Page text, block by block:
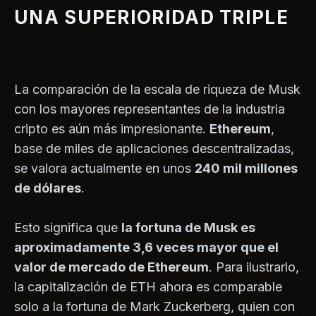
UNA SUPERIORIDAD TRIPLE
La comparación de la escala de riqueza de Musk
con los mayores representantes de la industria
cripto es aún más impresionante. Ethereum,
base de miles de aplicaciones descentralizadas,
se valora actualmente en unos 240 mil millones
de dólares.
Esto significa que la fortuna de Musk es
aproximadamente 3,6 veces mayor que el
valor de mercado de Ethereum. Para ilustrarlo,
la capitalización de ETH ahora es comparable
solo a la fortuna de Mark Zuckerberg, quien con